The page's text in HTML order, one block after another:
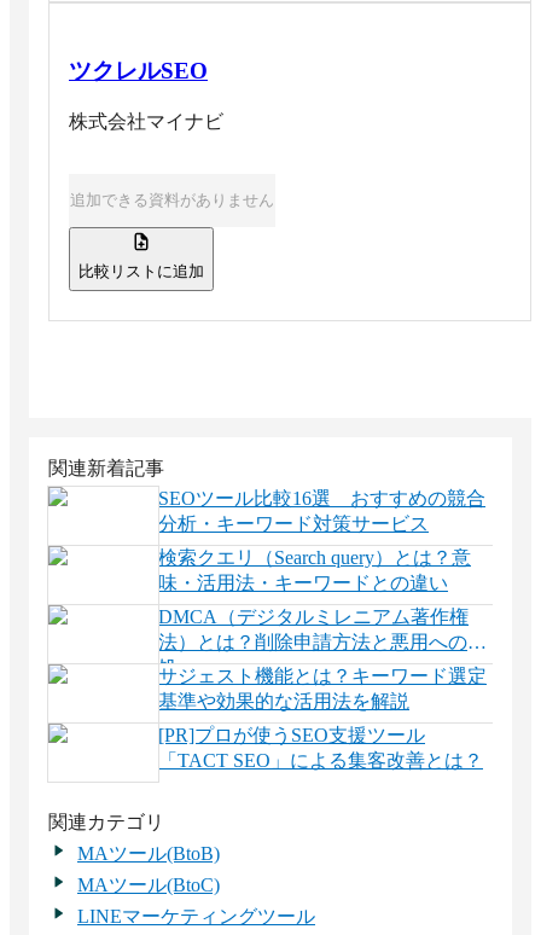
ツクレルSEO
株式会社マイナビ
追加できる資料がありません
比較リストに追加
関連新着記事
SEOツール比較16選 おすすめの競合
分析・キーワード対策サービス
検索クエリ（Search query）とは？意
味・活用法・キーワードとの違い
DMCA（デジタルミレニアム著作権
法）とは？削除申請方法と悪用への対
処
サジェスト機能とは？キーワード選定
基準や効果的な活用法を解説
[PR]プロが使うSEO支援ツール
「TACT SEO」による集客改善とは？
関連カテゴリ
MAツール(BtoB)
MAツール(BtoC)
LINEマーケティングツール